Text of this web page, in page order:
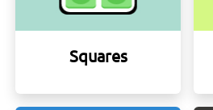
Squares